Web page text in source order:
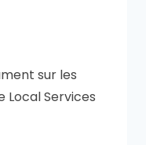
sur les
Services